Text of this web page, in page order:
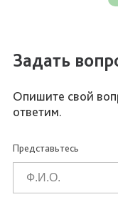
Задать
Опишите свой
ответим.
Представьтесь